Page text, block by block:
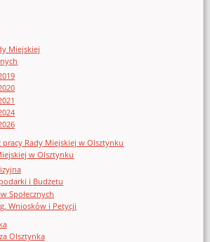
Miejskiej
pracy Rady Miejskiej w Olsztynku
w Olsztynku
i Budżetu
Społecznych
Wniosków i Petycji
Olsztynka